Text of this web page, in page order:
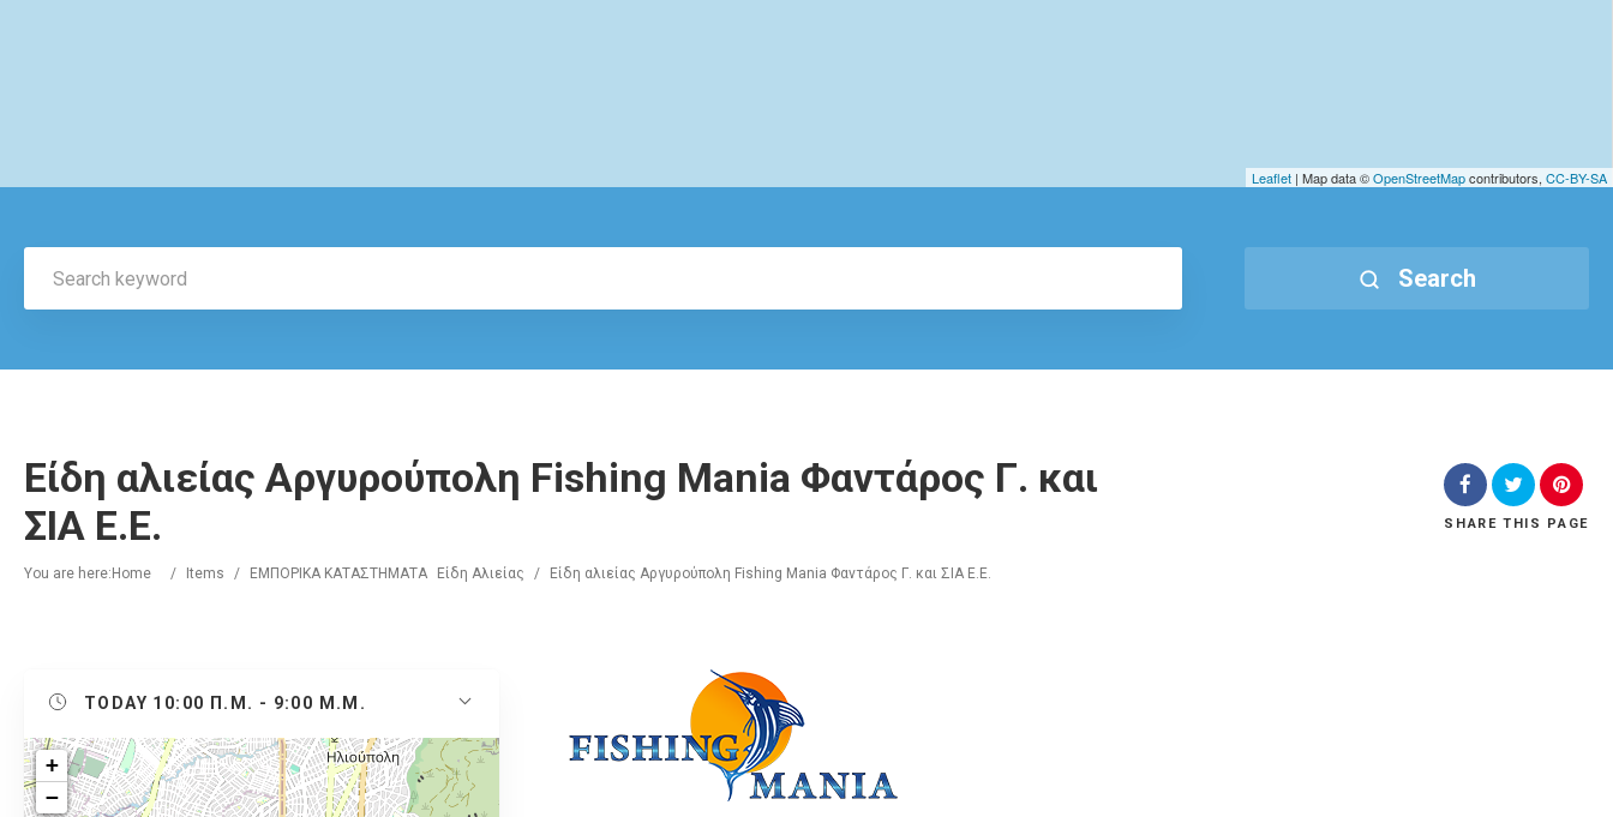
Leaflet | Map data ©OpenStreetMapcontributors, CC-BY-SA
Search
Είδη αλιείας Αργυρούπολη Fishing Mania Φαντάρος Γ. και
ΣΙΑ Ε.Ε.
You are here: Home / Items / ΕΜΠΟΡΙΚΑ ΚΑΤΑΣΤΗΜΑΤΑ Είδη Αλιείας / Είδη αλιείας Αργυρούπολη Fishing Mania Φαντάρος Γ. και ΣΙΑ Ε.Ε.
SHARE THIS PAGE
TODAY 10:00 Π.Μ. - 9:00 Μ.Μ.
+
−